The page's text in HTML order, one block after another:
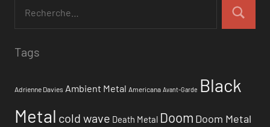
Tags
Adrienne Davies Ambient Metal Americana Avant-Garde Black
Metal cold wave Death Metal Doom Doom Metal